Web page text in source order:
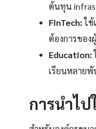
ต้นทุน
FinTech:ใช้
ต้องการของ
Education:
เรียนหลาย
การนำไป